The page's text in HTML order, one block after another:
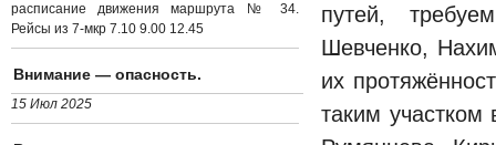
путей,
Шевченко,
их
таким участком
расписание движения маршрута № 34.
Рейсы из 7-мкр 7.10 9.00 12.45
Внимание — опасность.
15 Июл 2025